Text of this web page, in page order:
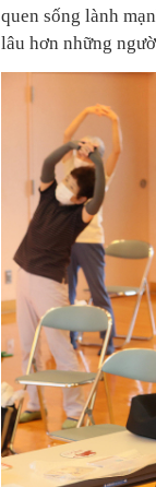
quen sống lành
lâu hơn những